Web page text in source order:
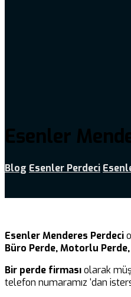
Esenler
Blog Esenler Perdeci
Esenler Menderes Perdeci
Büro Perde, Motorlu
Bir perde firmasıolarak
telefon numaramız ‘dan